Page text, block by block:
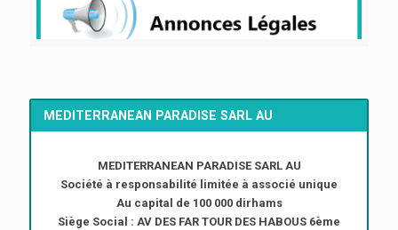
MEDITERRANEAN PARADISE SARL AU
MEDITERRANEAN PARADISE SARL AU
Société à responsabilité limitée à associé unique
Au capital de 100 000 dirhams
Siège Social : AV DES FAR TOUR DES HABOUS 6ème